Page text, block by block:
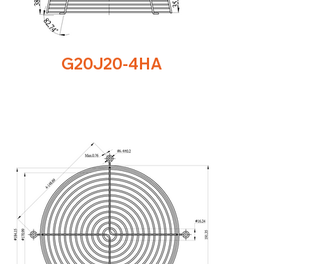
G20J20-4HA